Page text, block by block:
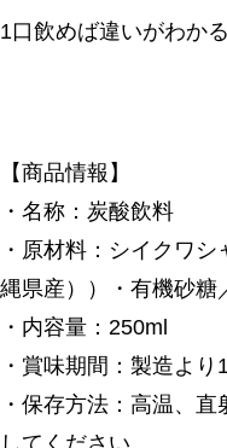
1口飲めば違いがわか
【商品情報】
・名称：炭酸飲料
・原材料：シイクワ
縄県産））・有機砂糖
・内容量：250ml
・賞味期間： 製造より
・保存方法：高温、